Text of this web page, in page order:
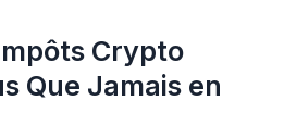
Crypto
Que Jamais en